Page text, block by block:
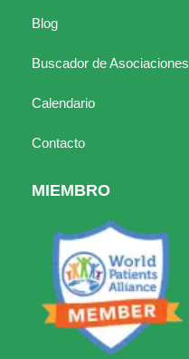
Blog
Buscador de Asociaciones
Calendario
Contacto
MIEMBRO